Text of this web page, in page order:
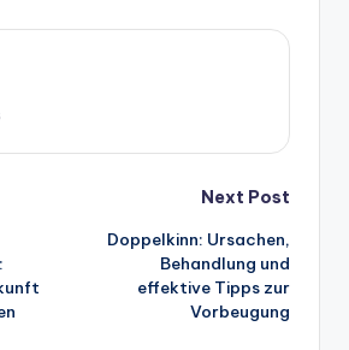
Next Post
Doppelkinn: Ursachen,
Behandlung und
effektive Tipps zur
Vorbeugung